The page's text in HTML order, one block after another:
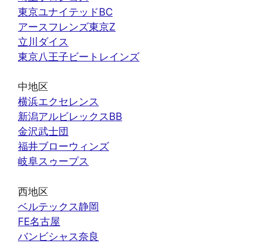
東京ユナイテッドBC
アースフレンズ東京Z
立川ダイス
東京八王子ビートレインズ
中地区
横浜エクセレンス
新潟アルビレックスBB
金沢武士団
福井ブローウィンズ
岐阜スゥープス
西地区
ベルテックス静岡
FE名古屋
バンビシャス奈良